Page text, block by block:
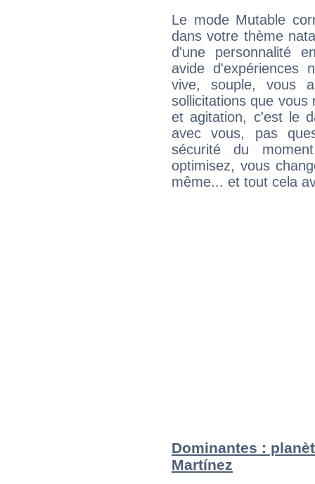
Le mode Mutable
dans votre thème
d'une personnalité
avide d'expériences
vive, souple, vous
sollicitations que vous
et agitation, c'est le
avec vous, pas
sécurité du
optimisez, vous
même... et tout cela
Dominantes :
Martínez